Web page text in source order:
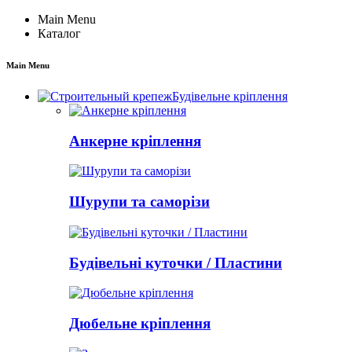
Main Menu
Каталог
Main Menu
Будівельне кріплення
Анкерне кріплення
Шурупи та саморізи
Будівельні куточки / Пластини
Дюбельне кріплення